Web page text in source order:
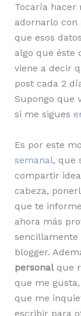
Tocaría hacer
adornarlo con
que esos
algo que éste
viene a decir
post cada 2
Supongo que
si me sigues
Es por este
semanal, que
compartir
cabeza,
que te
ahora más
sencillamente
blogger.
personalque
que me
que me
escribir para